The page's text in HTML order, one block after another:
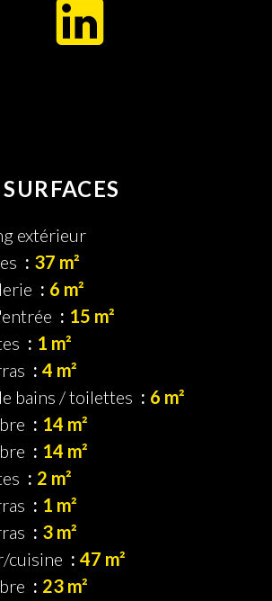
SURFACES
extérieur
37 m²
6 m²
15 m²
1 m²
4 m²
bains / toilettes
6 m²
14 m²
14 m²
2 m²
1 m²
3 m²
cuisine
47 m²
23 m²